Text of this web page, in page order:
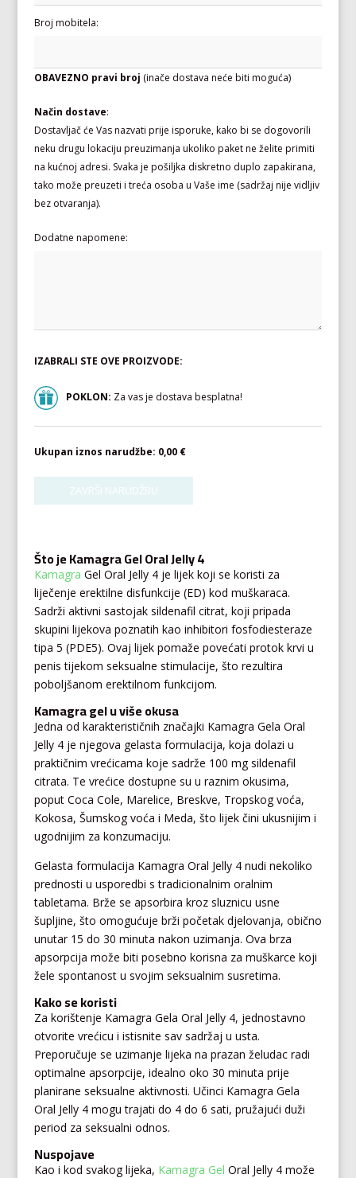
Broj mobitela:
OBAVEZNO pravi broj (inače dostava neće biti moguća)
Način dostave:
Dostavljač će Vas nazvati prije isporuke, kako bi se dogovorili
neku drugu lokaciju preuzimanja ukoliko paket ne želite primiti
na kućnoj adresi. Svaka je pošiljka diskretno duplo zapakirana,
tako može preuzeti i treća osoba u Vaše ime (sadržaj nije vidljiv
bez otvaranja).
Dodatne napomene:
IZABRALI STE OVE PROIZVODE:
POKLON: Za vas je dostava besplatna!
Ukupan iznos narudžbe: 0,00 €
Što je Kamagra Gel Oral Jelly 4
Kamagra Gel Oral Jelly 4 je lijek koji se koristi za
liječenje erektilne disfunkcije (ED) kod muškaraca.
Sadrži aktivni sastojak sildenafil citrat, koji pripada
skupini lijekova poznatih kao inhibitori fosfodiesteraze
tipa 5 (PDE5). Ovaj lijek pomaže povećati protok krvi u
penis tijekom seksualne stimulacije, što rezultira
poboljšanom erektilnom funkcijom.
Kamagra gel u više okusa
Jedna od karakterističnih značajki Kamagra Gela Oral
Jelly 4 je njegova gelasta formulacija, koja dolazi u
praktičnim vrećicama koje sadrže 100 mg sildenafil
citrata. Te vrećice dostupne su u raznim okusima,
poput Coca Cole, Marelice, Breskve, Tropskog voća,
Kokosa, Šumskog voća i Meda, što lijek čini ukusnijim i
ugodnijim za konzumaciju.
Gelasta formulacija Kamagra Oral Jelly 4 nudi nekoliko
prednosti u usporedbi s tradicionalnim oralnim
tabletama. Brže se apsorbira kroz sluznicu usne
šupljine, što omogućuje brži početak djelovanja, obično
unutar 15 do 30 minuta nakon uzimanja. Ova brza
apsorpcija može biti posebno korisna za muškarce koji
žele spontanost u svojim seksualnim susretima.
Kako se koristi
Za korištenje Kamagra Gela Oral Jelly 4, jednostavno
otvorite vrećicu i istisnite sav sadržaj u usta.
Preporučuje se uzimanje lijeka na prazan želudac radi
optimalne apsorpcije, idealno oko 30 minuta prije
planirane seksualne aktivnosti. Učinci Kamagra Gela
Oral Jelly 4 mogu trajati do 4 do 6 sati, pružajući duži
period za seksualni odnos.
Nuspojave
Kao i kod svakog lijeka, Kamagra Gel Oral Jelly 4 može